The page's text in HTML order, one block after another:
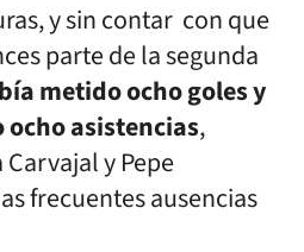
y sin contar con que
parte de la segunda
metido ocho goles y
asistencias,
y Pepe
frecuentes ausencias